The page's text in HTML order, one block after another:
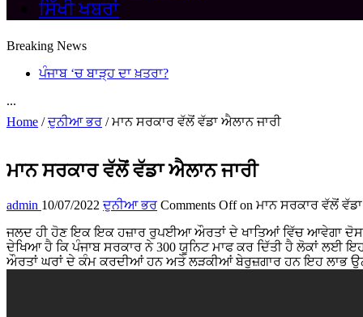
ਸਿੱਖੀ ਖਬਰਾਂ
Breaking News
ਪੰਜਾਬ ‘ਚ ਬਾੜ੍ਹ ਦਾ ਖ਼ਤਰਾ?
...
Home / ਦੁਨੀਆ ਭਰ / ਮਾਨ ਸਰਕਾਰ ਵੱਲੋਂ ਵੱਡਾ ਐਲਾਨ ਜਾਰੀ
ਮਾਨ ਸਰਕਾਰ ਵੱਲੋਂ ਵੱਡਾ ਐਲਾਨ ਜਾਰੀ
admin 10/07/2022 ਦੁਨੀਆ ਭਰ Comments Offon ਮਾਨ ਸਰਕਾਰ ਵੱਲੋਂ
ਜਲਦ ਹੀ ਹੋਣ ਇਕ ਇਕ ਹਜ਼ਾਰ ਰੁਪਈਆ ਔਰਤਾਂ ਦੇ ਖਾਤਿਆਂ ਵਿੱਚ ਆਵੇਗਾ ਦੋਸਤੋ
ਦੇਖਿਆ ਹੈ ਕਿ ਪੰਜਾਬ ਸਰਕਾਰ ਨੇ 300 ਯੂਨਿਟ ਮਾਫ ਕਰ ਦਿੱਤੀ ਹੈ ਲੋਕਾਂ ਲਈ
ਔਰਤਾਂ ਘਰਾਂ ਦੇ ਕੰਮ ਕਰਦੀਆਂ ਹਨ ਅਤੇ ਲੜਕੀਆਂ ਬੇਰੁਜ਼ਗਾਰ ਹਨ ਇਹ ਲਾਭ